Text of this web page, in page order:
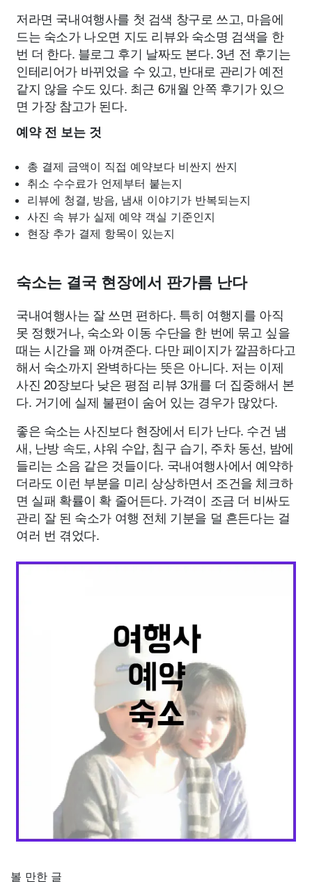
저라면 국내여행사를 첫 검색 창구로 쓰고, 마음에
드는 숙소가 나오면 지도 리뷰와 숙소명 검색을 한
번 더 한다. 블로그 후기 날짜도 본다. 3년 전 후기는
인테리어가 바뀌었을 수 있고, 반대로 관리가 예전
같지 않을 수도 있다. 최근 6개월 안쪽 후기가 있으
면 가장 참고가 된다.
예약 전 보는 것
총 결제 금액이 직접 예약보다 비싼지 싼지
취소 수수료가 언제부터 붙는지
리뷰에 청결, 방음, 냄새 이야기가 반복되는지
사진 속 뷰가 실제 예약 객실 기준인지
현장 추가 결제 항목이 있는지
숙소는 결국 현장에서 판가름 난다
국내여행사는 잘 쓰면 편하다. 특히 여행지를 아직
못 정했거나, 숙소와 이동 수단을 한 번에 묶고 싶을
때는 시간을 꽤 아껴준다. 다만 페이지가 깔끔하다고
해서 숙소까지 완벽하다는 뜻은 아니다. 저는 이제
사진 20장보다 낮은 평점 리뷰 3개를 더 집중해서 본
다. 거기에 실제 불편이 숨어 있는 경우가 많았다.
좋은 숙소는 사진보다 현장에서 티가 난다. 수건 냄
새, 난방 속도, 샤워 수압, 침구 습기, 주차 동선, 밤에
들리는 소음 같은 것들이다. 국내여행사에서 예약하
더라도 이런 부분을 미리 상상하면서 조건을 체크하
면 실패 확률이 확 줄어든다. 가격이 조금 더 비싸도
관리 잘 된 숙소가 여행 전체 기분을 덜 흔든다는 걸
여러 번 겪었다.
볼 만한 글